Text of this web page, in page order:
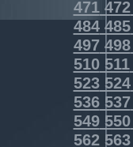
471472
484485
497498
510511
523524
536537
549550
562563